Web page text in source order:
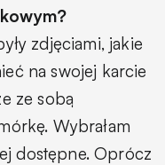
zdjęciami, jakie
na swojej karcie
ze sobą
Wybrałam
dostępne. Oprócz